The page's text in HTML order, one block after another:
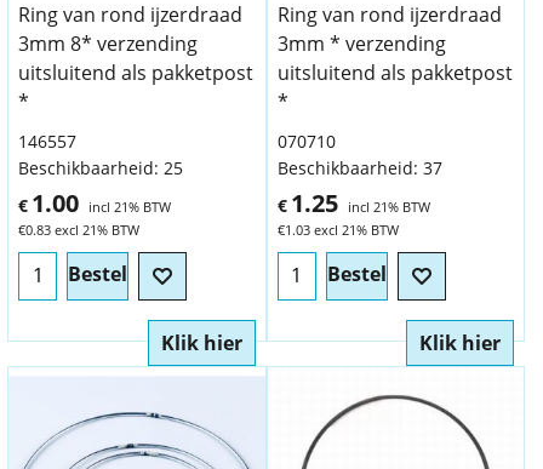
Ring van rond ijzerdraad
3mm 8* verzending
uitsluitend als pakketpost
*
€ 1.00 incl 21% BTW
€0.83 excl 21% BTW
146557
Beschikbaarheid: 25
Bestel
Klik hier
Ring van rond ijzerdraad
3mm * verzending
uitsluitend als pakketpost
*
€ 1.25
incl 21% BTW
€1.03 excl 21% BTW
070710
Beschikbaarheid: 37
Bestel
Klik hier